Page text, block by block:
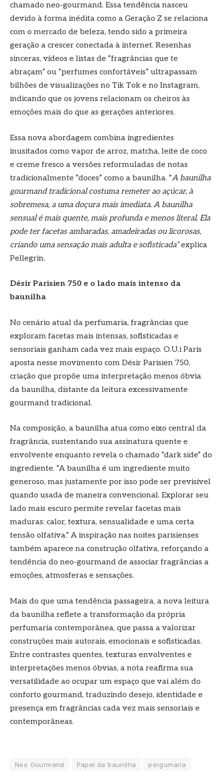
chamado neo-gourmand. Essa tendência nasceu
devido à forma inédita como a Geração Z se relaciona
com o mercado de beleza, tendo sido a primeira
geração a crescer conectada à internet. Resenhas
sinceras, vídeos e listas de “fragrâncias que te
abraçam” ou “perfumes confortáveis” ultrapassam
bilhões de visualizações no Tik Tok e no Instagram,
indicando que os jovens relacionam os cheiros às
emoções mais do que as gerações anteriores.
Essa nova abordagem combina ingredientes
inusitados como vapor de arroz, matcha, leite de coco
e creme fresco a versões reformuladas de notas
tradicionalmente “doces” como a baunilha. “A baunilha
gourmand tradicional costuma remeter ao açúcar, à
sobremesa, a uma doçura mais imediata. A baunilha
sensual é mais quente, mais profunda e menos literal. Ela
pode ter facetas ambaradas, amadeiradas ou licorosas,
criando uma sensação mais adulta e sofisticada”explica
Pellegrin.
Désir Parisien 750 e o lado mais intenso da
baunilha
No cenário atual da perfumaria, fragrâncias que
exploram facetas mais intensas, sofisticadas e
sensoriais ganham cada vez mais espaço. O.U.i Paris
aposta nesse movimento com Désir Parisien 750,
criação que propõe uma interpretação menos óbvia
da baunilha, distante da leitura excessivamente
gourmand tradicional.
Na composição, a baunilha atua como eixo central da
fragrância, sustentando sua assinatura quente e
envolvente enquanto revela o chamado “dark side” do
ingrediente. “A baunilha é um ingrediente muito
generoso, mas justamente por isso pode ser previsível
quando usada de maneira convencional. Explorar seu
lado mais escuro permite revelar facetas mais
maduras: calor, textura, sensualidade e uma certa
tensão olfativa.” A inspiração nas noites parisienses
também aparece na construção olfativa, reforçando a
tendência do neo-gourmand de associar fragrâncias a
emoções, atmosferas e sensações.
Mais do que uma tendência passageira, a nova leitura
da baunilha reflete a transformação da própria
perfumaria contemporânea, que passa a valorizar
construções mais autorais, emocionais e sofisticadas.
Entre contrastes quentes, texturas envolventes e
interpretações menos óbvias, a nota reafirma sua
versatilidade ao ocupar um espaço que vai além do
conforto gourmand, traduzindo desejo, identidade e
presença em fragrâncias cada vez mais sensoriais e
contemporâneas.
Neo Gourmand Papel da baunilha pergumaria